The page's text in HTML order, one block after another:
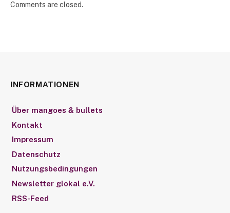
Comments are closed.
INFORMATIONEN
Über mangoes & bullets
Kontakt
Impressum
Datenschutz
Nutzungsbedingungen
Newsletter glokal e.V.
RSS-Feed